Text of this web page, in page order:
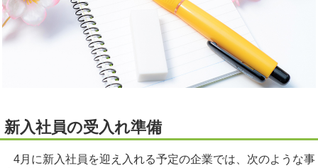
新入社員の受入れ準備
4月に新入社員を迎え入れる予定の企業では、次のような事